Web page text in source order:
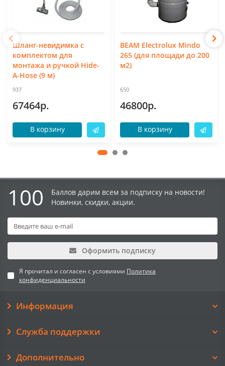
Шланг-невидимка с
комплектом для
монтажа и ручкой Hide-
A-Hose (9 м)
937
67464р.
В корзину
BEAM Electrolux Mindo
265 (для площади до 200
м2)
650
46800р.
В корзину
100
Баллов дарим всем за подписку на новости!
Новинки, скидки, акции.
Оформить подписку
Я прочитал и согласен с условиями Политика
конфиденциальности
Информация
Служба поддержки
Дополнительно